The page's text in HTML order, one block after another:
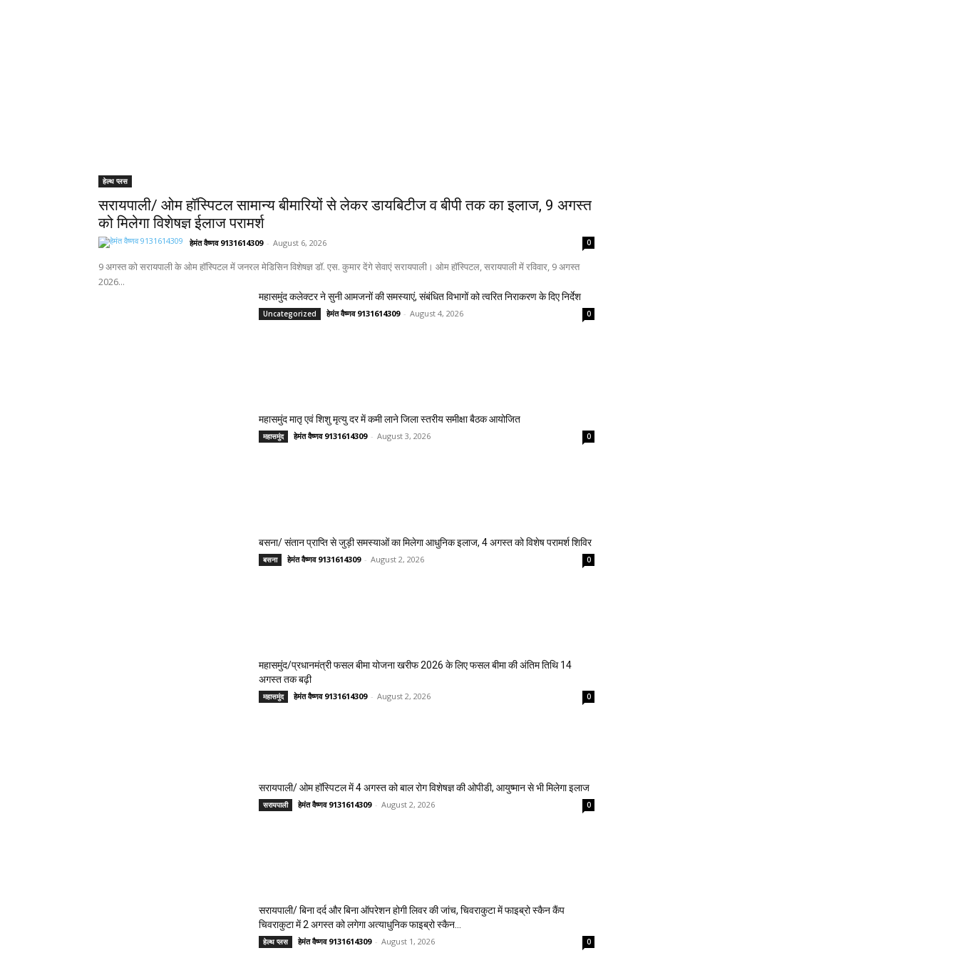
हेल्थ प्लस
सरायपाली/ ओम हॉस्पिटल सामान्य बीमारियों से लेकर डायबिटीज व बीपी तक का इलाज, 9 अगस्त
को मिलेगा विशेषज्ञ ईलाज परामर्श
हेमंत वैष्णव 9131614309 - August 6, 2026 0
9 अगस्त को सरायपाली के ओम हॉस्पिटल में जनरल मेडिसिन विशेषज्ञ डॉ. एस. कुमार देंगे सेवाएं सरायपाली। ओम हॉस्पिटल, सरायपाली में रविवार, 9 अगस्त
2026...
महासमुंद कलेक्टर ने सुनी आमजनों की समस्याएं, संबंधित विभागों को त्वरित निराकरण के दिए निर्देश
Uncategorized हेमंत वैष्णव 9131614309 - August 4, 2026 0
महासमुंद मातृ एवं शिशु मृत्यु दर में कमी लाने जिला स्तरीय समीक्षा बैठक आयोजित
महासमुंद हेमंत वैष्णव 9131614309 - August 3, 2026 0
बसना/ संतान प्राप्ति से जुड़ी समस्याओं का मिलेगा आधुनिक इलाज, 4 अगस्त को विशेष परामर्श शिविर
बसना हेमंत वैष्णव 9131614309 - August 2, 2026 0
महासमुंद/प्रधानमंत्री फसल बीमा योजना खरीफ 2026 के लिए फसल बीमा की अंतिम तिथि 14
अगस्त तक बढ़ी
महासमुंद हेमंत वैष्णव 9131614309 - August 2, 2026 0
सरायपाली/ ओम हॉस्पिटल में 4 अगस्त को बाल रोग विशेषज्ञ की ओपीडी, आयुष्मान से भी मिलेगा इलाज
सरायपाली हेमंत वैष्णव 9131614309 - August 2, 2026 0
सरायपाली/ बिना दर्द और बिना ऑपरेशन होगी लिवर की जांच, चिवराकुटा में फाइब्रो स्कैन कैंप
चिवराकुटा में 2 अगस्त को लगेगा अत्याधुनिक फाइब्रो स्कैन...
हेल्थ प्लस हेमंत वैष्णव 9131614309 - August 1, 2026 0